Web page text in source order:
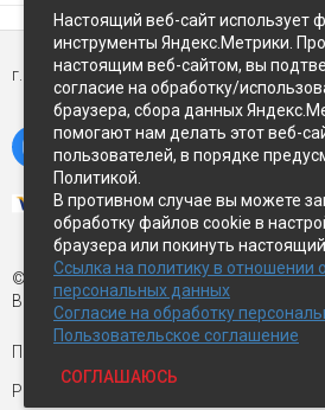
г. Петропавловск-Камчатский,ул
© Экспострой, 2026 г.
Все права защищены
Письмо директору:
Разработка сайта —
Настоящий веб-сайт использует
инструменты Яндекс.Метрики.
настоящим веб-сайтом, вы
согласие на обработку/
браузера, сбора данных
помогают нам делать этот веб-
пользователей, в порядке
Политикой.
В противном случае вы можете
обработку файлов cookie в
браузера или покинуть
Ссылка на политику в отношении
персональных данных
Согласие на обработку
Пользовательское соглашение
СОГЛАШАЮСЬ